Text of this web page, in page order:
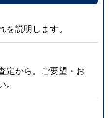
説明します。
定から。ご要望・お